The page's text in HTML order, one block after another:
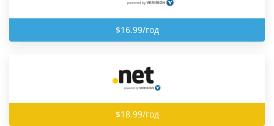
$16.99/год
$18.99/год